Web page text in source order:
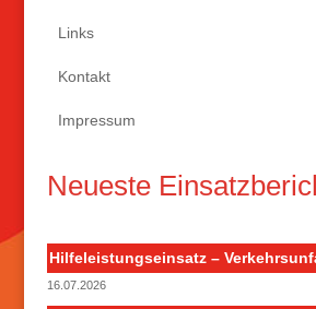
Links
Kontakt
Impressum
Neueste
Hilfeleistungseinsatz –
16.07.2026